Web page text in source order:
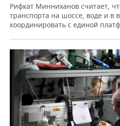
Рифкат Минниханов считает,
транспорта на шоссе, воде и в
координировать с единой